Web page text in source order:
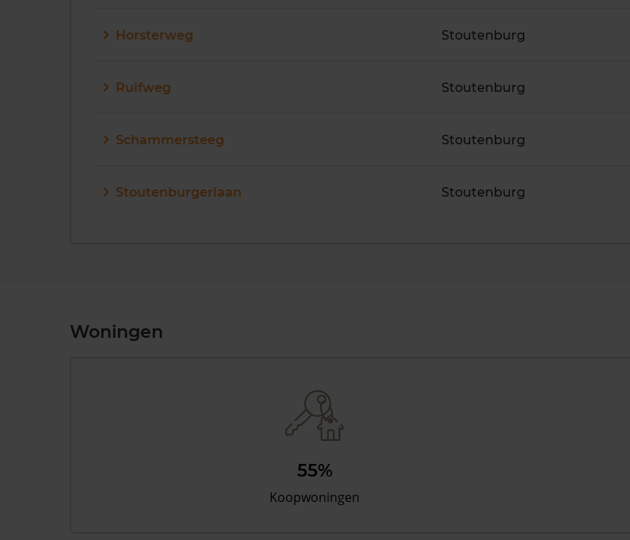
Horsterweg Stoutenburg
Ruifweg Stoutenburg
Schammersteeg Stoutenburg
Stoutenburgerlaan Stoutenburg
Woningen
55%
Koopwoningen